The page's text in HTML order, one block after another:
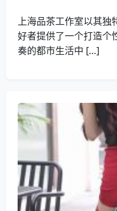
上海品茶工作室以其独
好者提供了一个打造个
奏的都市生活中 […]